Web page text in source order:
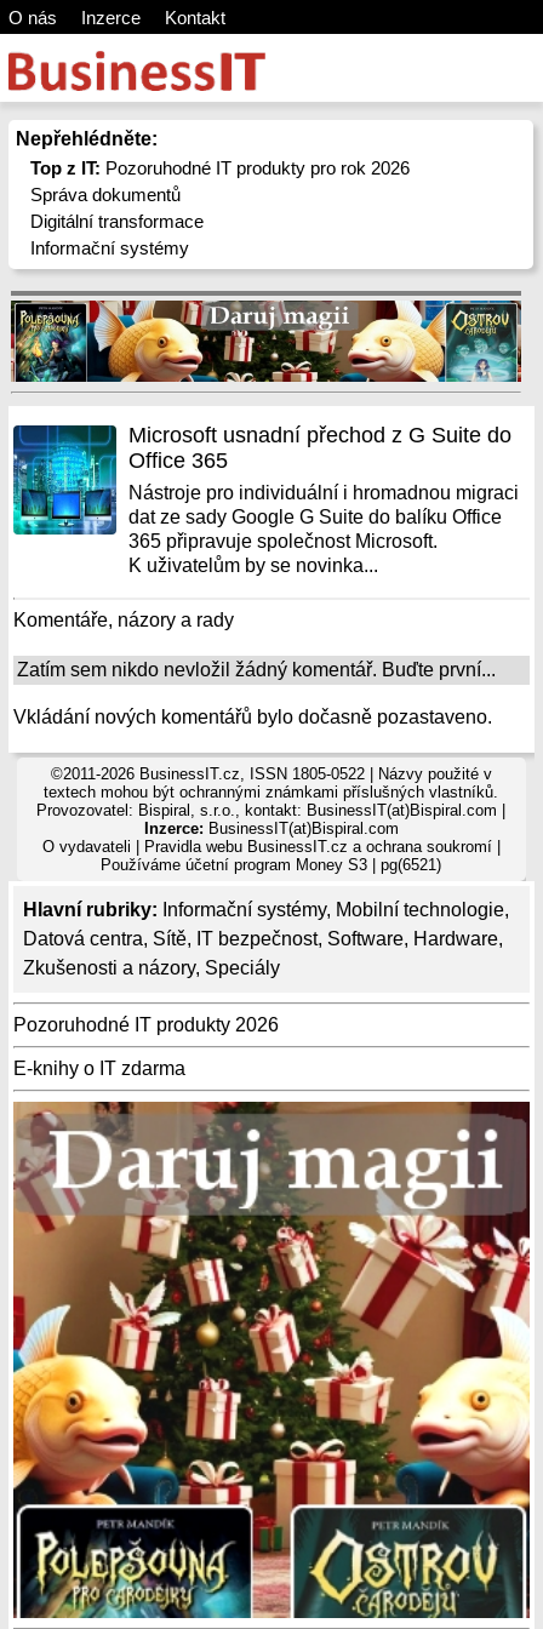
O nás Inzerce Kontakt
Nepřehlédněte:
Top z IT: Pozoruhodné IT produkty pro rok 2026
Správa dokumentů
Digitální transformace
Informační systémy
Hlavní rubriky: Informační systémy, Mobilní technologie,
Datová centra, Sítě, IT bezpečnost, Software, Hardware,
Zkušenosti a názory, Speciály
Pozoruhodné IT produkty 2026
E-knihy o IT zdarma
Microsoft usnadní přechod z G Suite do
Office 365
Nástroje pro individuální i hromadnou migraci
dat ze sady Google G Suite do balíku Office
365 připravuje společnost Microsoft.
K uživatelům by se novinka...
Komentáře, názory a rady
Zatím sem nikdo nevložil žádný komentář. Buďte první...
Vkládání nových komentářů bylo dočasně pozastaveno.
©2011-2026 BusinessIT.cz, ISSN 1805-0522 | Názvy použité v
textech mohou být ochrannými známkami příslušných vlastníků.
Provozovatel: Bispiral, s.r.o., kontakt: BusinessIT(at)Bispiral.com |
Inzerce: BusinessIT(at)Bispiral.com
O vydavateli
Pravidla webu BusinessIT.cz a ochrana soukromí|
Používámeúčetní program Money S3 | pg(6521)